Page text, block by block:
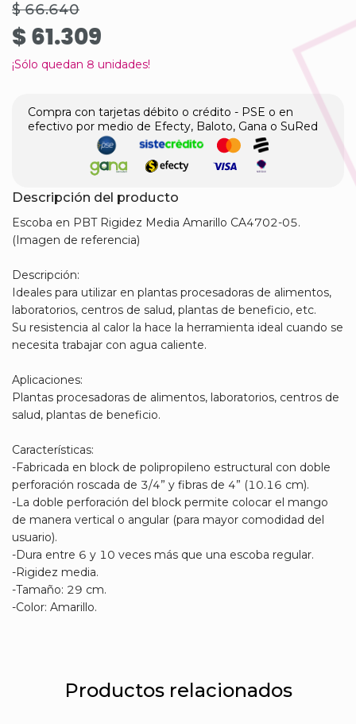
¡Sólo quedan 8 unidades!
$ 66.640
$ 61.309
Compra con tarjetas débito o crédito - PSE o en
efectivo por medio de Efecty, Baloto, Gana o SuRed
Descripción del producto
Escoba en PBT Rigidez Media Amarillo CA4702-05.
(Imagen de referencia)
Descripción:
Ideales para utilizar en plantas procesadoras de alimentos,
laboratorios, centros de salud, plantas de beneficio, etc.
Su resistencia al calor la hace la herramienta ideal cuando se
necesita trabajar con agua caliente.
Aplicaciones:
Plantas procesadoras de alimentos, laboratorios, centros de
salud, plantas de beneficio.
Características:
-Fabricada en block de polipropileno estructural con doble
perforación roscada de 3/4” y fibras de 4” (10.16 cm).
-La doble perforación del block permite colocar el mango
de manera vertical o angular (para mayor comodidad del
usuario).
-Dura entre 6 y 10 veces más que una escoba regular.
-Rigidez media.
-Tamaño: 29 cm.
-Color: Amarillo.
Productos relacionados